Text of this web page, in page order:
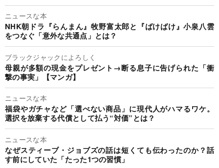
ニュースな本
NHK朝ドラ『らんまん』牧野富太郎と『ばけばけ』小泉八雲
をつなぐ「意外な共通点」とは？
ブラックジャックによろしく
母親が多額の現金をプレゼント→断る息子に告げられた「衝
撃の事実」【マンガ】
ニュースな本
福袋やガチャなど「選べない商品」に現代人がハマるワケ。
選択を放棄する代償として払う“対価”とは？
ニュースな本
なぜスティーブ・ジョブズの話は短くても伝わったのか？話
す前にしていた「たった1つの習慣」